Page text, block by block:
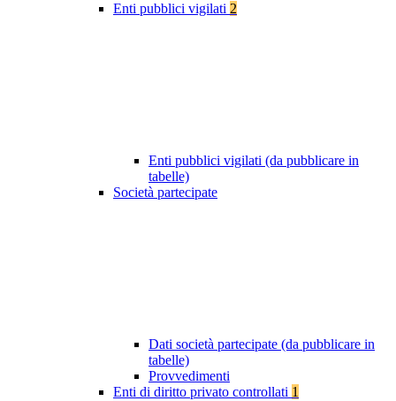
Enti pubblici vigilati 2
Enti pubblici vigilati (da pubblicare in
tabelle)
Società partecipate
Dati società partecipate (da pubblicare in
tabelle)
Provvedimenti
Enti di diritto privato controllati 1